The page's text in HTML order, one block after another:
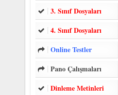
3. Sınıf Dosyaları
4. Sınıf Dosyaları
Online Testler
Pano Çalışmaları
Dinleme Metinleri